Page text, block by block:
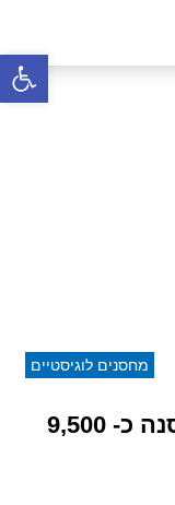
מחסנים לוגיסטיים
להשכרה מבנה תעשייה ואחסנה כ- 9,500
פתח